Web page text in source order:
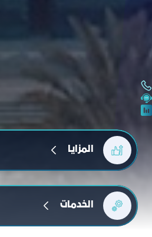
المزايا
الخدمات